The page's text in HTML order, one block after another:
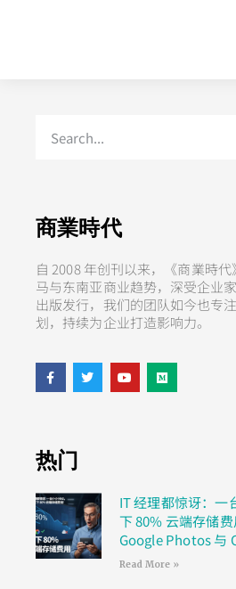
商業時代
自 2008 年创刊以来，《商業時
马与东南亚商业趋势，深受企业
出版发行，我们的团队如今也专
划，持续为企业打造影响力。
热门
IT 经理都惊讶：一
下 80% 云端存储
Google Photos 与
Read More »